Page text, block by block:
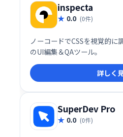
inspecta
0.0 (0件)
ノーコードでCSSを視覚的
のUI編集＆QAツール。
詳しく
SuperDev Pro
0.0 (0件)